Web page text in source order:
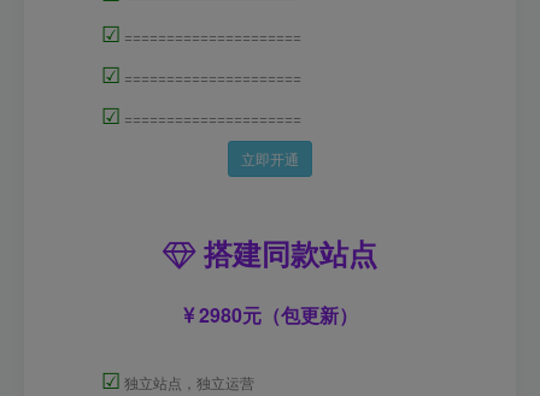
☑ =====================
☑ =====================
☑ =====================
立即开通
搭建同款站点
2980元（包更新）
☑ 独立站点，独立运营